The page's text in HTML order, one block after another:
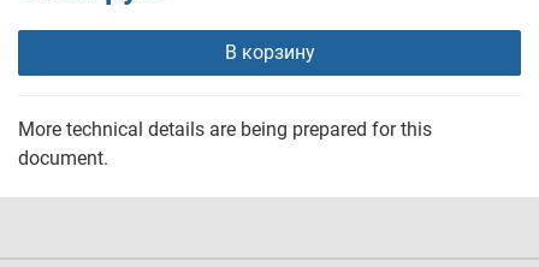
В корзину
More technical details are being prepared for this
document.